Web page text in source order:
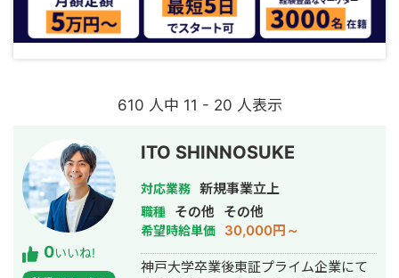
610 人中 11 - 20 人表示
0いいね!
ITO SHINNOSUKE
対応業務 新規事業立上
職種 その他 その他
希望時給単価 30,000円～
神戸大学卒業後東証プライム企業にて